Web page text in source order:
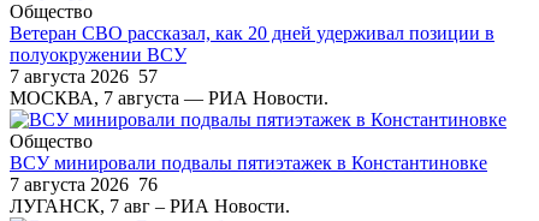
Общество
Ветеран СВО рассказал, как 20 дней удерживал позиции в
полуокружении ВСУ
7 августа 2026 57
МОСКВА, 7 августа — РИА Новости.
Общество
ВСУ минировали подвалы пятиэтажек в Константиновке
7 августа 2026 76
ЛУГАНСК, 7 авг – РИА Новости.